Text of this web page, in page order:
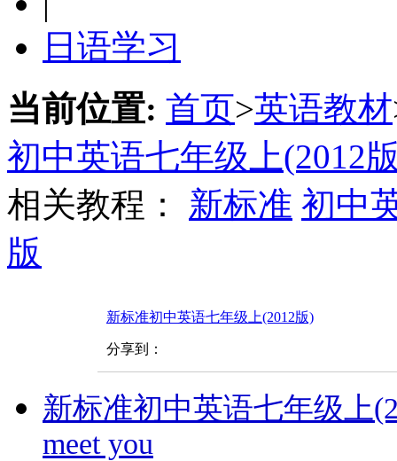
日语学习
当前位置: 首页>英语教材
初中英语七年级上(2012
相关教程： 新标准 初中
版
新标准初中英语七年级上(2012版)
分享到：
新标准初中英语七年级上
meet you